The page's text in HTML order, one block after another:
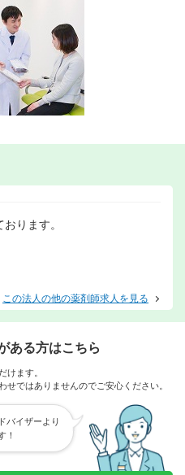
ります。
この法人の他の薬剤師求人を見る
ある方はこちら
けます。
ではありませんのでご安心ください。
バイザーより
！